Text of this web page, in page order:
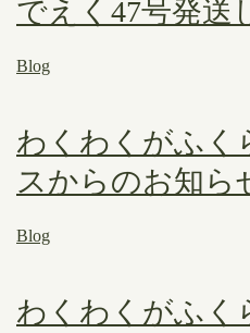
でえく47号発送
Blog
わくわくがふく
スからのお知ら
Blog
わくわくがふく